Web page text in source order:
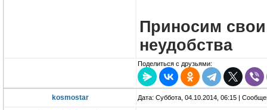
Приносим
неудобства
Поделиться с друзьями:
kosmostar Дата: Суббота, 04.10.2014, 06:15 |